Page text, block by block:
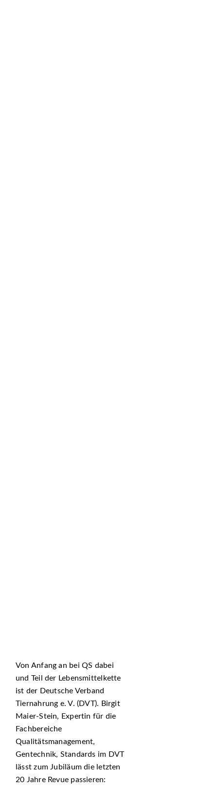
Von Anfang an bei QS dabei
und Teil der Lebensmittelkette
ist der Deutsche Verband
Tiernahrung e. V. (DVT). Birgit
Maier-Stein, Expertin für die
Fachbereiche
Qualitätsmanagement,
Gentechnik, Standards im DVT
lässt zum Jubiläum die letzten
20 Jahre Revue passieren: